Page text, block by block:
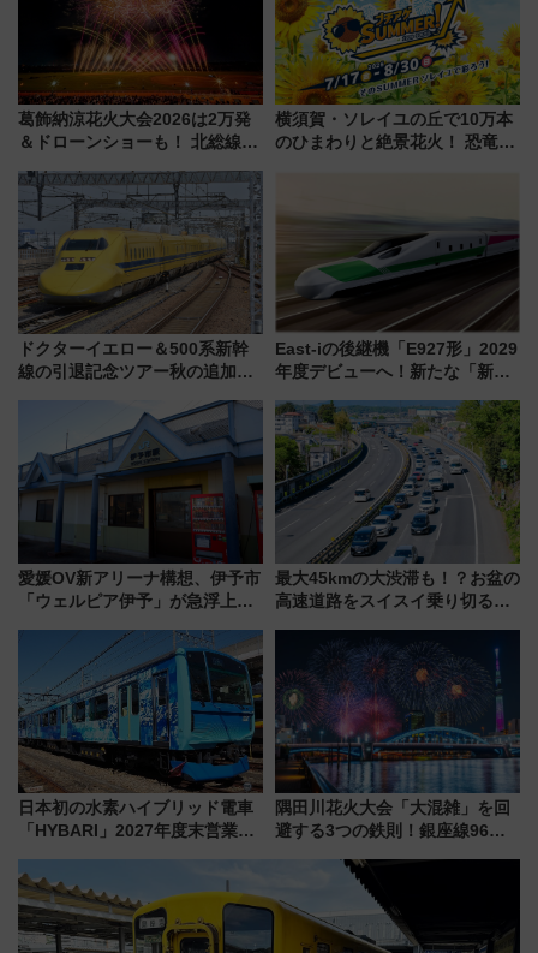
葛飾納涼花火大会2026は2万発
＆ドローンショーも！ 北総線を
車、観覧スポット情報と周辺観
光まとめ（7/28開催）
横須賀・ソレイユの丘で10万本
のひまわりと絶景花火！ 恐竜や
ドクターイエロー＆500系新幹
線の引退記念ツアー秋の追加企
ホテル情報まとめ
East-iの後継機「E927形」2029
年度デビューへ！新たな「新幹
説【JR東日本】
愛媛OV新アリーナ構想、伊予市
「ウェルピア伊予」が急浮上！
で探る鉄道アクセスの未来
最大45kmの大渋滞も！？お盆の
高速道路をスイスイ乗り切る快
日本初の水素ハイブリッド電車
「HYBARI」2027年度末営業運
で水素利活用が加速
隅田川花火大会「大混雑」を回
避する3つの鉄則！銀座線96本
ツリー駅の規制まとめ 7/25開催
（2026年）